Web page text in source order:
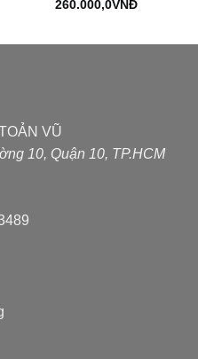
Được
0
260.000,0VNĐ
VŨ
10, Quận 10, TP.HCM